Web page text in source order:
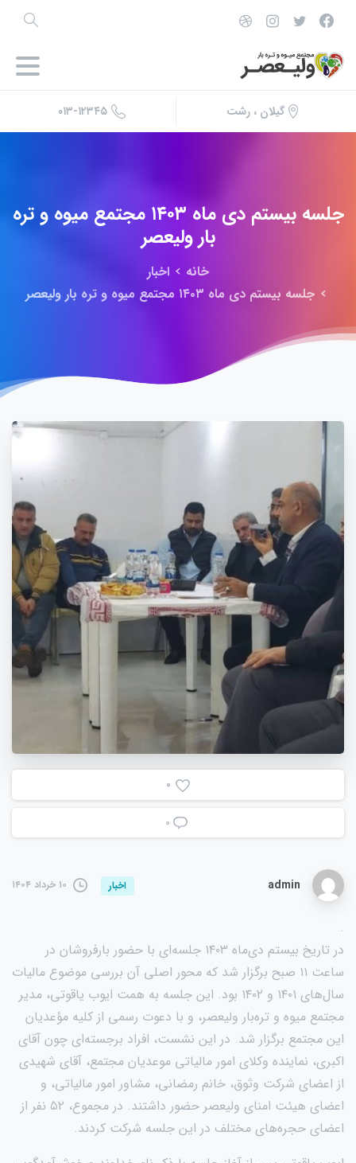
گیلان ، رشت ۰۱۳-۱۲۳۴۵
جلسه بیستم دی ماه ۱۴۰۳ مجتمع میوه و تره
بار ولیعصر
خانه
اخبار
جلسه بیستم دی ماه ۱۴۰۳ مجتمع میوه و تره بار ولیعصر
0
۰
admin اخبار ۱۰ خرداد ۱۴۰۴
.
در تاریخ بیستم دی‌ماه ۱۴۰۳ جلسه‌ای با حضور بارفروشان در
ساعت ۱۱ صبح برگزار شد که محور اصلی آن بررسی موضوع مالیات
سال‌های ۱۴۰۱ و ۱۴۰۲ بود. این جلسه به همت ایوب یاقوتی، مدیر
مجتمع میوه و تره‌بار ولیعصر، و با دعوت رسمی از کلیه مؤعدیان
این مجتمع برگزار شد. در این نشست، افراد برجسته‌ای چون آقای
اکبری، نماینده وکلای امور مالیاتی موعدیان مجتمع، آقای شهیدی
از اعضای شرکت وثوق، خانم رمضانی، مشاور امور مالیاتی، و
اعضای هیئت امنای ولیعصر حضور داشتند. در مجموع، ۵۲ نفر از
اعضای حجره‌های مختلف در این جلسه شرکت کردند.